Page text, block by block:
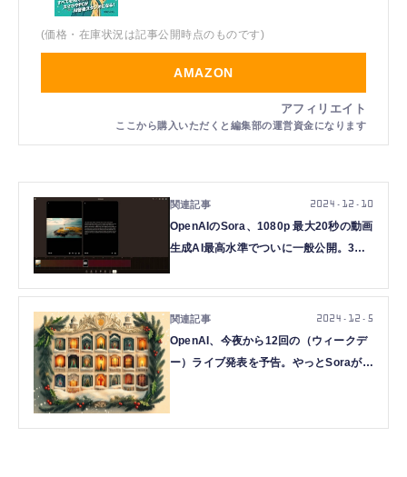
(価格・在庫状況は記事公開時点のものです)
AMAZON
OpenAIのSora、1080p 最大20秒の動画
生成AI最高水準でついに一般公開。3万
限モードあり（CloseBox）
2024.12.10
OpenAI、今夜から12回の（ウィークデ
ー）ライブ発表を予告。やっとSoraが使
2024.12.5